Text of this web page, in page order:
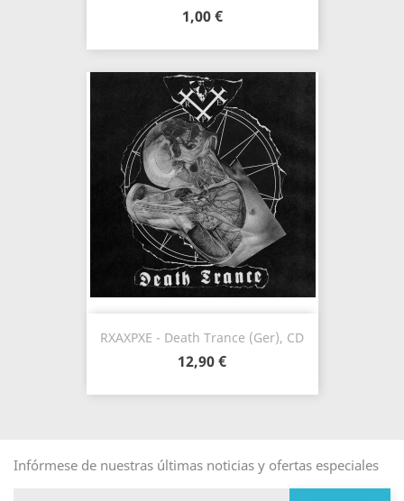
1,00 €
RXAXPXE - Death Trance (Ger), CD
12,90 €
Infórmese de nuestras últimas noticias y ofertas especiales